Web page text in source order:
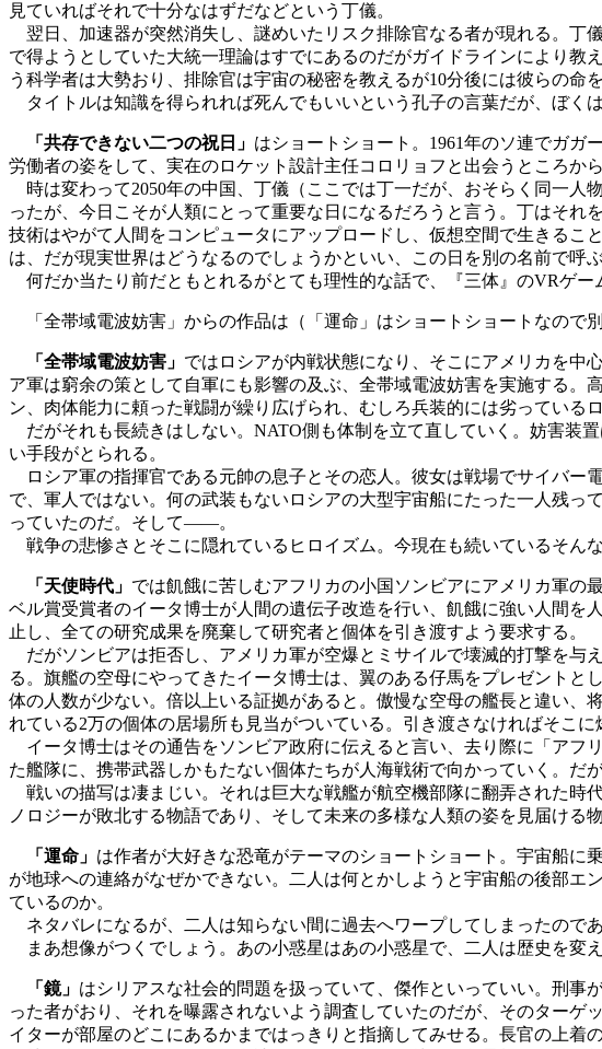
見ていればそれで十分なはずだなどという丁儀。
翌日、加速器が突然消失し、謎めいたリスク排除官なる者が現れる。丁
で得ようとしていた大統一理論はすでにあるのだがガイドラインにより
う科学者は大勢おり、排除官は宇宙の秘密を教えるが10分後には彼らの
タイトルは知識を得られれば死んでもいいという孔子の言葉だが、ぼく
「共存できない二つの祝日」 はショートショート。1961年のソ連でガガ
労働者の姿をして、実在のロケット設計主任コロリョフと出会うところか
時は変わって2050年の中国、丁儀（ここでは丁一だが、おそらく同一人
ったが、今日こそが人類にとって重要な日になるだろうと言う。丁はそ
技術はやがて人間をコンピュータにアップロードし、仮想空間で生きる
は、だが現実世界はどうなるのでしょうかといい、この日を別の名前で呼
何だか当たり前だともとれるがとても理性的な話で、『三体』のVRゲ
「全帯域電波妨害」からの作品は（「運命」はショートショートなので
「全帯域電波妨害」 ではロシアが内戦状態になり、そこにアメリカを中
ア軍は窮余の策として自軍にも影響の及ぶ、全帯域電波妨害を実施する
ン、肉体能力に頼った戦闘が繰り広げられ、むしろ兵装的には劣っている
だがそれも長続きはしない。NATO側も体制を立て直していく。妨害装
い手段がとられる。
ロシア軍の指揮官である元帥の息子とその恋人。彼女は戦場でサイバー
で、軍人ではない。何の武装もないロシアの大型宇宙船にたった一人残
っていたのだ。そして――。
戦争の悲惨さとそこに隠れているヒロイズム。今現在も続いているそん
「天使時代」 では飢餓に苦しむアフリカの小国ソンビアにアメリカ軍の
ベル賞受賞者のイータ博士が人間の遺伝子改造を行い、飢餓に強い人間
止し、全ての研究成果を廃棄して研究者と個体を引き渡すよう要求する。
だがソンビアは拒否し、アメリカ軍が空爆とミサイルで壊滅的打撃を与
る。旗艦の空母にやってきたイータ博士は、翼のある仔馬をプレゼント
体の人数が少ない。倍以上いる証拠があると。傲慢な空母の艦長と違い
れている2万の個体の居場所も見当がついている。引き渡さなければそこに
イータ博士はその通告をソンビア政府に伝えると言い、去り際に「ア
た艦隊に、携帯武器しかもたない個体たちが人海戦術で向かっていく。だ
戦いの描写は凄まじい。それは巨大な戦艦が航空機部隊に翻弄された時
ノロジーが敗北する物語であり、そして未来の多様な人類の姿を見届ける
「運命」 は作者が大好きな恐竜がテーマのショートショート。宇宙船
が地球への連絡がなぜかできない。二人は何とかしようと宇宙船の後部
ているのか。
ネタバレになるが、二人は知らない間に過去へワープしてしまったので
まあ想像がつくでしょう。あの小惑星はあの小惑星で、二人は歴史を変
「鏡」 はシリアスな社会的問題を扱っていて、傑作といっていい。刑
った者がおり、それを曝露されないよう調査していたのだが、そのター
イターが部屋のどこにあるかまではっきりと指摘してみせる。長官の上着